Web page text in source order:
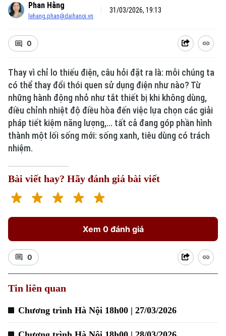
Xu hướng
Phan Hằng
lehang.phan@daihanoi.vn
31/03/2026, 19:13
0
Thay vì chỉ lo thiếu điện, câu hỏi đặt ra là: mỗi chúng ta
có thể thay đổi thói quen sử dụng điện như nào? Từ
những hành động nhỏ như tắt thiết bị khi không dùng,
điều chỉnh nhiệt độ điều hòa đến việc lựa chọn các giải
pháp tiết kiệm năng lượng,... tất cả đang góp phần hình
thành một lối sống mới: sống xanh, tiêu dùng có trách
nhiệm.
Bài viết hay? Hãy đánh giá bài viết
Xem 0 đánh giá
0
Tin liên quan
Chương trình Hà Nội 18h00 | 27/03/2026